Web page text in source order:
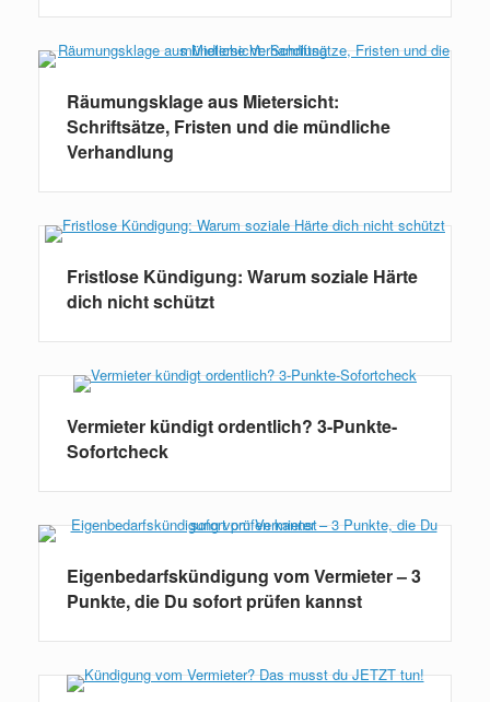
Räumungsklage aus Mietersicht:
Schriftsätze, Fristen und die mündliche
Verhandlung
Fristlose Kündigung: Warum soziale Härte
dich nicht schützt
Vermieter kündigt ordentlich? 3-Punkte-
Sofortcheck
Eigenbedarfskündigung vom Vermieter – 3
Punkte, die Du sofort prüfen kannst